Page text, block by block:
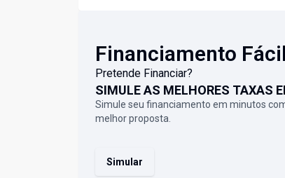
Financiamento Fácil
Pretende Financiar?
SIMULE AS MELHORES TAXAS
Simule seu financiamento em minutos
melhor proposta.
Simular